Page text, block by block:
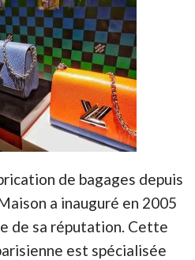
de bagages depuis
a inauguré en 2005
de sa réputation. Cette
est spécialisée